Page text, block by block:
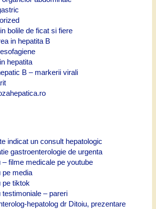
bolile de ficat si fiere
in hepatita B
hepatita
B – markerii virali
indicat un consult hepatologic
gastroenterologie de urgenta
– filme medicale pe youtube
pe media
pe tiktok
testimoniale – pareri
hepatolog dr Ditoiu, prezentare